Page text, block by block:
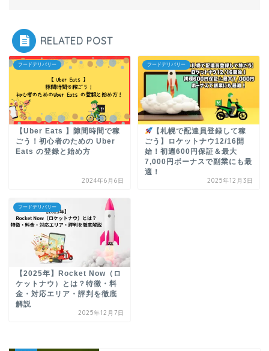
RELATED POST
フードデリバリー
【Uber Eats 】隙間時間で稼
ごう！初心者のための Uber
Eats の登録と始め方
2024年6月6日
フードデリバリー
【札幌で配達員登録して稼
ごう】ロケットナウ12/16開
始！初週600円保証＆最大
7,000円ボーナスで副業にも最
適！
2025年12月3日
フードデリバリー
【2025年】Rocket Now（ロ
ケットナウ）とは？特徴・料
金・対応エリア・評判を徹底
解説
2025年12月7日